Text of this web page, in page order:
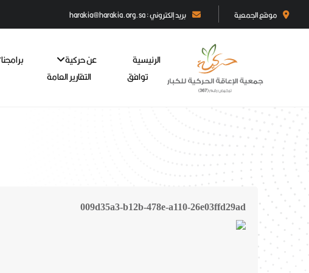
موقع الجمعية بريد إلكتروني : harakia@harakia.org.sa
الرئيسية عن حركية برامجنا
توافق
التقارير العامة
009d35a3-b12b-478e-a110-26e03ffd29ad